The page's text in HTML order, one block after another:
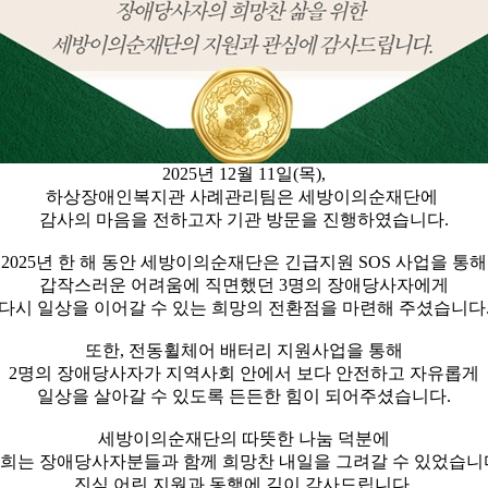
2025년 12월 11일(목),
하상장애인복지관 사례관리팀은 세방이의순재단에
감사의 마음을 전하고자 기관 방문을 진행하였습니다.
2025년 한 해 동안 세방이의순재단은 긴급지원 SOS 사업을 통해
갑작스러운 어려움에 직면했던 3명의 장애당사자에게
시 일상을 이어갈 수 있는 희망의 전환점을 마련해 주셨습니
또한, 전동휠체어 배터리 지원사업을 통해
2명의 장애당사자가 지역사회 안에서 보다 안전하고 자유롭게
일상을 살아갈 수 있도록 든든한 힘이 되어주셨습니다.
세방이의순재단의 따뜻한 나눔 덕분에
는 장애당사자분들과 함께 희망찬 내일을 그려갈 수 있었습니
진심 어린 지원과 동행에 깊이 감사드립니다.